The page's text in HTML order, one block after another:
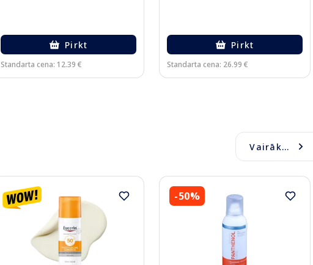
Pirkt
Standarta cena: 12.39 €
Pirkt
Standarta cena: 26.99 €
Vairāk...
-50%